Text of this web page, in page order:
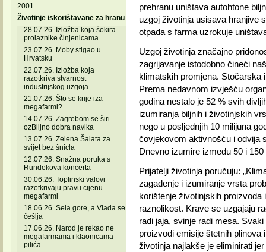
2001
Životinje iskorištavane za hranu
28.07.26. Izložba koja šokira
prolaznike činjenicama
23.07.26. Moby stigao u
Hrvatsku
22.07.26. Izložba koja
razotkriva stvarnost
industrijskog uzgoja
21.07.26. Što se krije iza
megafarmi?
14.07.26. Zagrebom se širi
ozBiljno dobra navika
13.07.26. Zelena Šalata za
svijet bez šnicla
12.07.26. Snažna poruka s
Rundekova koncerta
30.06.26. Toplinski valovi
razotkrivaju pravu cijenu
megafarmi
18.06.26. Sela gore, a Vlada se
češlja
17.06.26. Narod je rekao ne
megafarmama i klaonicama
pilića
prehranu uništava autohtone
uzgoj životinja usisava hranjive
otpada s farma uzrokuje
Uzgoj životinja značajno
zagrijavanje istodobno čineći
klimatskih promjena. Stočarska
Prema nedavnom izvješću
godina nestalo je 52 % svih
izumiranja biljnih i životinjskih
nego u posljednjih 10 milijuna
čovjekovom aktivnošću i odvija
Dnevno izumire između 50 i
Prijatelji životinja poručuju:
zagađenje i izumiranje vrsta
korištenje životinjskih proizvoda
raznolikost. Krave se uzgajaju
radi jaja, svinje radi mesa.
proizvodi emisije štetnih
životinja najlakše je eliminirati